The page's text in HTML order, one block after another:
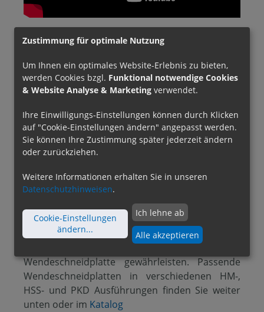
Die Rückwärtsbohrstangen RBU sind ab sofort
verfügbar und ab 1. Mai der neue Standard.
Neben der Schneidenlage haben sich bei einigen
Abmessungen auch die Schaftdurchmesser, die
Verstärkungsbund) und die Längen geändert.
Die Nutzlängen bleiben jedoch unverändert. Bei
d=50 wurde die 12er durch eine 9er
Wendeschneidplatte ersetzt. Ansonsten können
die bisherigen Wendeschneidplatten weit
verwendet werden.
Neu ist auch dieinnere Kühlmittelzufuhr ab
Durchmesser 18
, so dass jetzt bis auf d=15 alle
Werkzeuge eine sichere Kühlung der
Wendeschneidplatte gewährleisten. Passende
Wendeschneidplatten in verschiedenen HM-,
HSS- und PKD Ausführungen finden Sie weiter
unten oder im Katalog
Zustimmung für optimale Nutzung
Um Ihnen ein optimales Website-Erlebnis zu bieten,
werden Cookies bzgl. Funktional notwendige Cookies
& Website Analyse & Marketing verwendet.
Ihre Einwilligungs-Einstellungen können durch Klicken
auf "Cookie-Einstellungen ändern" angepasst werden.
Sie können Ihre Zustimmung später jederzeit ändern
oder zurückziehen.
Weitere Informationen erhalten Sie in unseren
Datenschutzhinweisen.
Cookie-Einstellungen
ändern...
Ich lehne ab
Alle akzeptieren